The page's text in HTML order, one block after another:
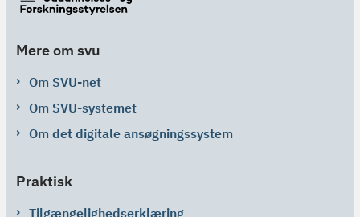
Mere om svu
Om SVU-net
Om SVU-systemet
Om det digitale ansøgningssystem
Praktisk
Tilgængelighedserklæring